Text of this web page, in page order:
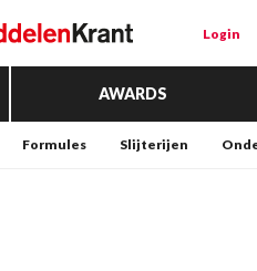
Login
AWARDS
Formules Slijterijen